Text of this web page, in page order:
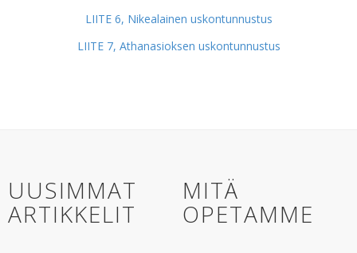
LIITE 6, Nikealainen uskontunnustus
LIITE 7, Athanasioksen uskontunnustus
UUSIMMAT
ARTIKKELIT
MITÄ
OPETAMME